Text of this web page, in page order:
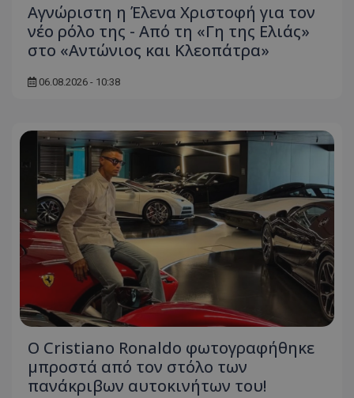
Αγνώριστη η Έλενα Χριστοφή για τον
νέο ρόλο της - Από τη «Γη της Ελιάς»
στο «Αντώνιος και Κλεοπάτρα»
06.08.2026 - 10:38
Ο Cristiano Ronaldo φωτογραφήθηκε
μπροστά από τον στόλο των
πανάκριβων αυτοκινήτων του!